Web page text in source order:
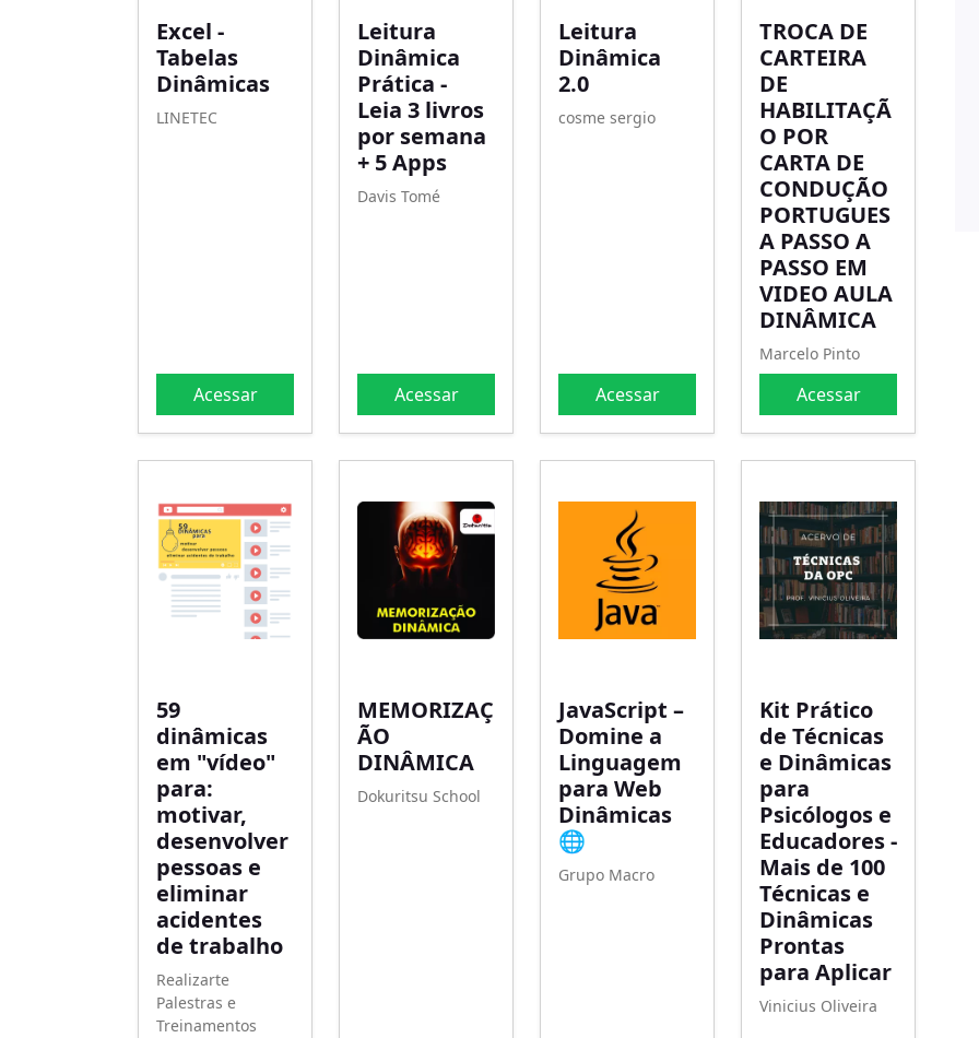
Excel -
Tabelas
Dinâmicas
LINETEC
Acessar
Leitura
Dinâmica
Prática -
Leia 3 livros
por semana
+ 5 Apps
Davis Tomé
Acessar
Leitura
Dinâmica
2.0
cosme sergio
Acessar
TROCA DE
CARTEIRA
DE
HABILITAÇÃ
O POR
CARTA DE
CONDUÇÃO
PORTUGUES
A PASSO A
PASSO EM
VIDEO AULA
DINÂMICA
Marcelo Pinto
Acessar
59
dinâmicas
em "vídeo"
para:
motivar,
desenvolver
pessoas e
eliminar
acidentes
de trabalho
Realizarte
Palestras e
Treinamentos
MEMORIZAÇ
ÃO
DINÂMICA
Dokuritsu School
JavaScript –
Domine a
Linguagem
para Web
Dinâmicas
🌐
Grupo Macro
Kit Prático
de Técnicas
e Dinâmicas
para
Psicólogos e
Educadores -
Mais de 100
Técnicas e
Dinâmicas
Prontas
para Aplicar
Vinicius Oliveira